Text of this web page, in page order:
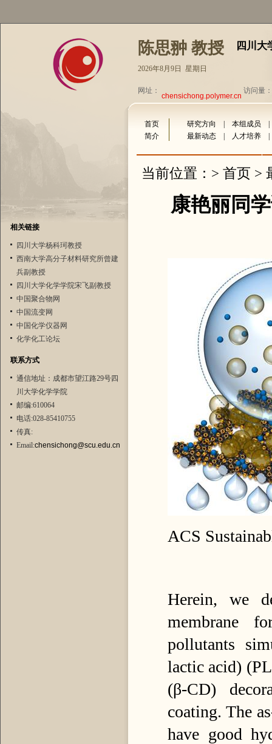
陈思翀 教授 四川大
2026年8月9日 星期日
网址： chensichong.polymer.cn 访问量
相关链接
四川大学杨科珂教授
西南大学高分子材料研究所曾建
兵副教授
四川大学化学学院宋飞副教授
中国聚合物网
中国流变网
中国化学仪器网
化学化工论坛
联系方式
通信地址：成都市望江路29号四
川大学化学学院
邮编:610064
电话:028-85410755
传真:
Email:chensichong@scu.edu.cn
首页 研究方向 本组成员
简介
最新动态 人才培养
当前位置：> 首页 >
康艳丽同
ACS
Herein, we
membrane
pollutants
lactic acid)
(β-CD)
coating. The
have good